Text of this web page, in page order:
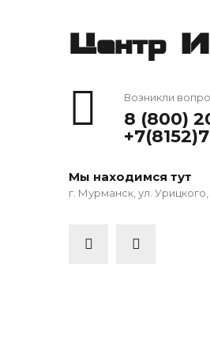
Центр
Возникли
8 (800)
Мы находимся тут
г. Мурманск, ул. Урицкого,